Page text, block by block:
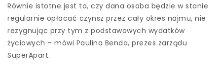
Równie istotne jest to, czy dana osoba będzie w stanie
regularnie opłacać czynsz przez cały okres najmu, nie
rezygnując przy tym z podstawowych wydatków
życiowych – mówi Paulina Benda, prezes zarządu
SuperApart.